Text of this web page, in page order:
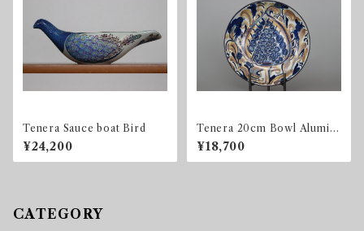
Tenera Sauce boat Bird
¥24,200
Tenera 20cm Bowl Alumini
a / Royal Copenhagen
¥18,700
CATEGORY